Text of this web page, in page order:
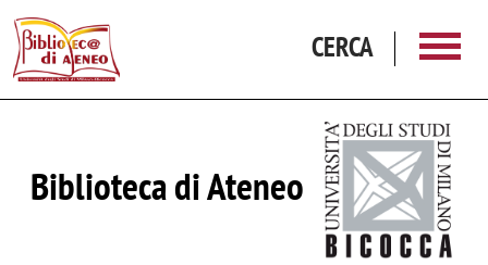
CERCA
Biblioteca di Ateneo